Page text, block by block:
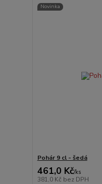
Novinka
Pohár 9 cl - šedá
461,0 Kč/ks
381,0 Kč bez DPH